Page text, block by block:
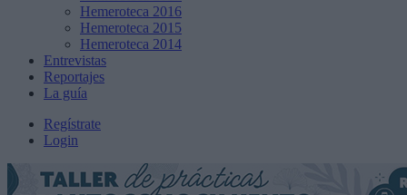
Hemeroteca 2016
Hemeroteca 2015
Hemeroteca 2014
Entrevistas
Reportajes
La guía
Regístrate
Login